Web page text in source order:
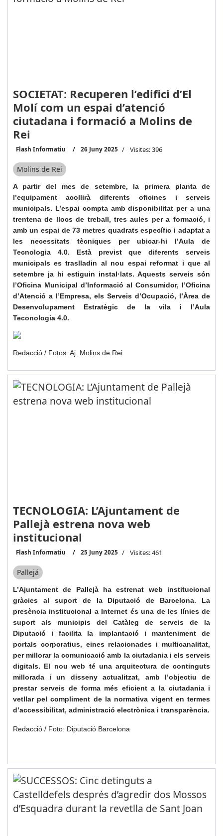
SOCIETAT: Recuperen l’edifici d’El
Molí com un espai d’atenció
ciutadana i formació a Molins de
Rei
Flash Informatiu 26 Juny 2025 Visites: 396
Molins de Rei
A partir del mes de setembre, la primera planta de
l’equipament acollirà diferents oficines i serveis
municipals. L’espai compta amb disponibilitat per a una
trentena de llocs de treball, tres aules per a formació, i
amb un espai de 73 metres quadrats específic i adaptat a
les necessitats tècniques per ubicar-hi l’Aula de
Tecnologia 4.0. Està previst que diferents serveis
municipals es traslladin al nou espai reformat i que al
setembre ja hi estiguin instal·lats. Aquests serveis són
l’Oficina Municipal d’Informació al Consumidor, l’Oficina
d’Atenció a l’Empresa, els Serveis d’Ocupació, l’Àrea de
Desenvolupament Estratègic de la vila i l’Aula
Teconologia 4.0.
Redacció / Fotos: Aj. Molins de Rei
TECNOLOGIA: L’Ajuntament de
Pallejà estrena nova web
institucional
Flash Informatiu 25 Juny 2025 Visites: 461
Pallejá
L’Ajuntament de Pallejà ha estrenat web institucional
gràcies al suport de la Diputació de Barcelona. La
presència institucional a Internet és una de les línies de
suport als municipis del Catàleg de serveis de la
Diputació i facilita la implantació i manteniment de
portals corporatius, eines relacionades i multicanalitat,
per millorar la comunicació amb la ciutadania i els serveis
digitals. El nou web té una arquitectura de continguts
millorada i un disseny actualitzat, amb l’objectiu de
prestar serveis de forma més eficient a la ciutadania i
vetllar pel compliment de la normativa vigent en termes
d’accessibilitat, administració electrònica i transparència.
Redacció / Foto: Diputació Barcelona